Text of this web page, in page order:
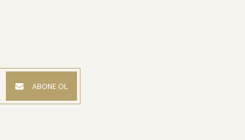
ABONE OL